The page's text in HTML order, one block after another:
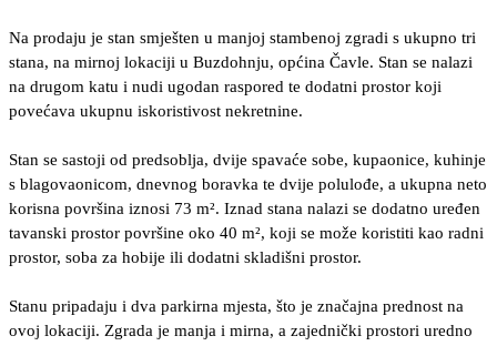
Na prodaju je stan smješten u manjoj stambenoj zgradi s ukupno tri
stana, na mirnoj lokaciji u Buzdohnju, općina Čavle. Stan se nalazi
na drugom katu i nudi ugodan raspored te dodatni prostor koji
povećava ukupnu iskoristivost nekretnine.
Stan se sastoji od predsoblja, dvije spavaće sobe, kupaonice, kuhinje
s blagovaonicom, dnevnog boravka te dvije polulođe, a ukupna neto
korisna površina iznosi 73 m². Iznad stana nalazi se dodatno uređen
tavanski prostor površine oko 40 m², koji se može koristiti kao radni
prostor, soba za hobije ili dodatni skladišni prostor.
Stanu pripadaju i dva parkirna mjesta, što je značajna prednost na
ovoj lokaciji. Zgrada je manja i mirna, a zajednički prostori uredno